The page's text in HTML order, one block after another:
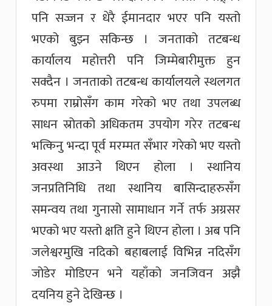
पनि सज्जन र धेरै ईमानदार भएर पनि यस्तो
भएको बुझ्न सकिन्छ । जनताको तटबन्ध
कार्यालय महोत्तरी पनि जिम्मेबारीमुक्त हुन
सक्दैन । जनताको तटबन्ध कार्यालयले स्थलगत
रुपमा राम्रोसँग काम गरेको भए तथा उपलब्ध
साधन स्रोतको अधिकतम उपयोग गरेर तटबन्ध
भत्किनु भन्दा पूर्व मरम्मत सँभार गरेको भए यस्तो
अवस्था आउने थिएन होला । स्थानिय
जनप्रतिनिधि तथा स्थानिय बासिन्दाहरुसँग
समन्वय तथा गुनासो सामाधान गर्ने तर्फ अग्रसर
भएको भए यस्तो क्षति हुने थिएन होला । अब पनि
जलेश्वरमुखि नदिको बहाबलाई विभिन्न नदिसँग
जोडेर मोडिएन भने यहाँको जनजिवन अझै
दयनिय हुने देखिन्छ ।